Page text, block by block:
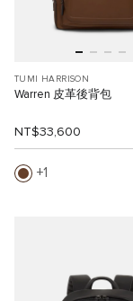
TUMI HARRISON
Warren 皮革後背包
NT$33,600
1